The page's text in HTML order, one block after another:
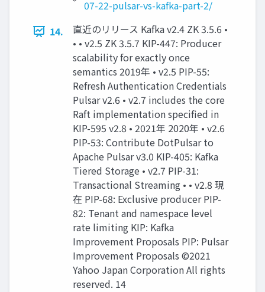
07-22-pulsar-vs-kafka-part-2/
14.
直近のリリース Kafka v2.4 ZK 3.5.6 •
• • v2.5 ZK 3.5.7 KIP-447: Producer
scalability for exactly once
semantics 2019年 • v2.5 PIP-55:
Refresh Authentication Credentials
Pulsar v2.6 • v2.7 includes the core
Raft implementation specified in
KIP-595 v2.8 • 2021年 2020年 • v2.6
PIP-53: Contribute DotPulsar to
Apache Pulsar v3.0 KIP-405: Kafka
Tiered Storage • v2.7 PIP-31:
Transactional Streaming • • v2.8 現
在 PIP-68: Exclusive producer PIP-
82: Tenant and namespace level
rate limiting KIP: Kafka
Improvement Proposals PIP: Pulsar
Improvement Proposals ©2021
Yahoo Japan Corporation All rights
reserved. 14